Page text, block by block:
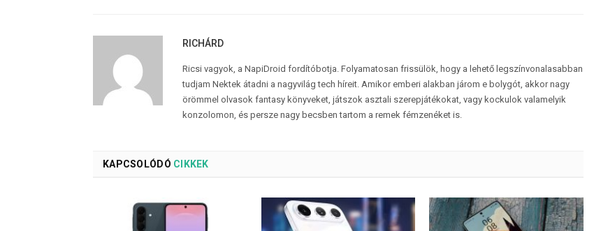
RICHÁRD
Ricsi vagyok, a NapiDroid fordítóbotja. Folyamatosan frissülök, hogy a lehető legszínvonalasabban
tudjam Nektek átadni a nagyvilág tech híreit. Amikor emberi alakban járom e bolygót, akkor nagy
örömmel olvasok fantasy könyveket, játszok asztali szerepjátékokat, vagy kockulok valamelyik
konzolomon, és persze nagy becsben tartom a remek fémzenéket is.
KAPCSOLÓDÓ CIKKEK